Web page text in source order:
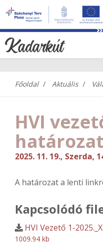
Főoldal Aktuális
HVI
2025. 11. 19., Szerda,
A határozat a lenti
Kapcsolódó
HVI Vezető 1-
1009.94 kb